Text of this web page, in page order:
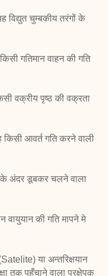
विद्युत चुम्बकीय तरंगों के
गतिमान वाहनकी गति
वक्रीय पृष्ठ की वक्रता
किसी आवर्त गतिकरने वाली
अंदर डूबकर चलने वाला
वायुयान की गति मापने मे
या अन्तरिक्षयान
तक पहुँचाने वाला प्रक्षेपक